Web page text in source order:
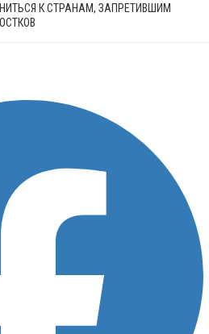
К СТРАНАМ, ЗАПРЕТИВШИМ